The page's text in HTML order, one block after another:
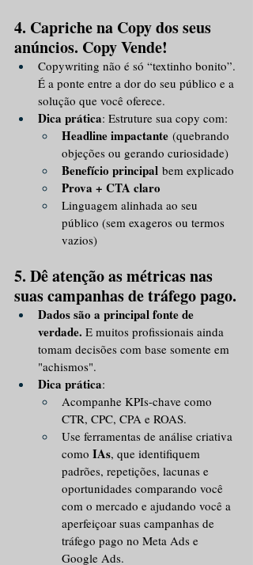
4. Capriche na Copy dos seus
anúncios. Copy Vende!
Copywriting não é só “textinho bonito”.
É a ponte entre a dor do seu público e a
solução que você oferece.
Dica prática: Estruture sua copy com:
Headline impactante (quebrando
objeções ou gerando curiosidade)
Benefício principal bem explicado
Prova + CTA claro
Linguagem alinhada ao seu
público (sem exageros ou termos
vazios)
5. Dê atenção as métricas nas
suas campanhas de tráfego pago.
Dados são a principal fonte de
verdade. E muitos profissionais ainda
tomam decisões com base somente em
"achismos".
Dica prática:
Acompanhe KPIs-chave como
CTR, CPC, CPA e ROAS.
Use ferramentas de análise criativa
como IAs, que identifiquem
padrões, repetições, lacunas e
oportunidades comparando você
com o mercado e ajudando você a
aperfeiçoar suas campanhas de
tráfego pago no Meta Ads e
Google Ads.